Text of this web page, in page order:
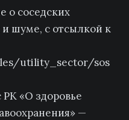
о соседских
шуме, с отсылкой к
utility_sector/sos
РК «О здоровье
—